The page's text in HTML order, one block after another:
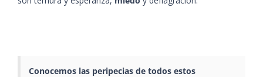
Conocemos las peripecias de todos estos